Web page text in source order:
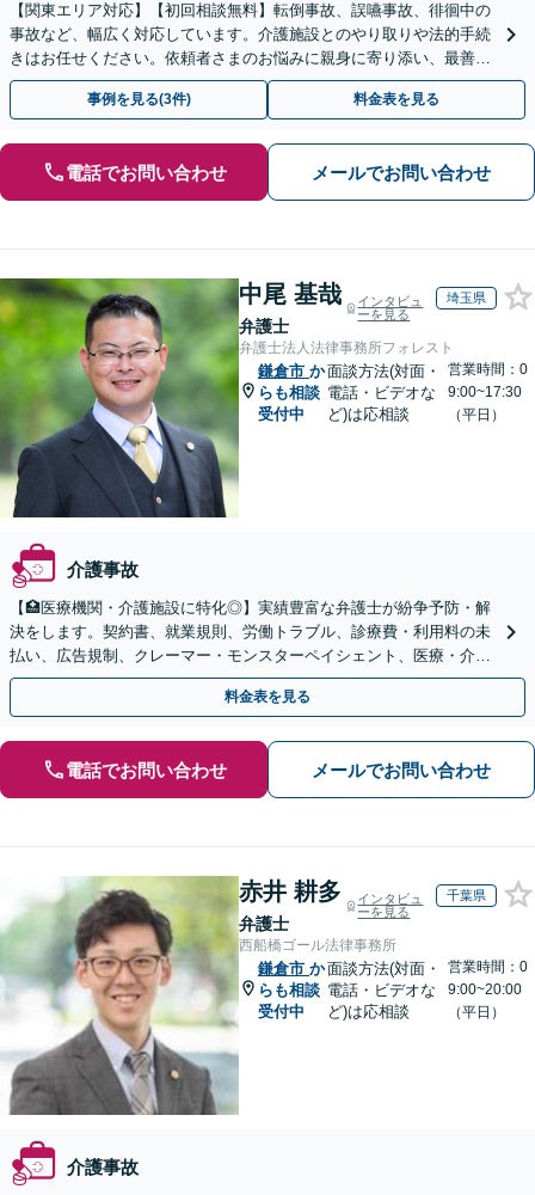
【関東エリア対応】【初回相談無料】転倒事故、誤嚥事故、徘徊中の
事故など、幅広く対応しています。介護施設とのやり取りや法的手続
きはお任せください。依頼者さまのお悩みに親身に寄り添い、最善の
結果が得られるように尽力いたします。
事例を見る(3件) 料金表を見る
電話でお問い合わせ メールでお問い合わせ
中尾 基哉
弁護士
インタビュ
ーを見る
埼玉県
弁護士法人法律事務所フォレスト
鎌倉市 か
らも相談
受付中
面談方法(対面・
電話・ビデオな
ど)は応相談
営業時間：0
9:00~17:30
（平日）
介護事故
【🏥医療機関・介護施設に特化◎】実績豊富な弁護士が紛争予防・解
決をします。契約書、就業規則、労働トラブル、診療費・利用料の未
払い、広告規制、クレーマー・モンスターペイシェント、医療・介護
事故などに対応【顧問契約あり】
料金表を見る
電話でお問い合わせ メールでお問い合わせ
赤井 耕多
弁護士
インタビュ
ーを見る
千葉県
西船橋ゴール法律事務所
鎌倉市 か
らも相談
受付中
面談方法(対面・
電話・ビデオな
ど)は応相談
営業時間：0
9:00~20:00
（平日）
介護事故